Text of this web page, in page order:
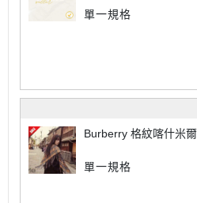
單一規格
Burberry 格紋喀
單一規格